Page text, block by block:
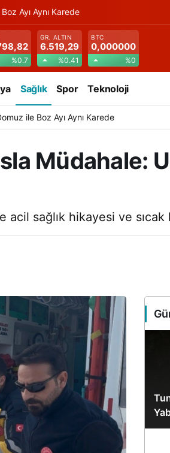
Ayı Aynı Karede
%0.7
GR. ALTIN
6.519,29
%0.41
BTC
0,000000
%0
Sağlık Spor Teknoloji
ile Boz Ayı Aynı Karede
Müdahale:
acil sağlık hikayesi ve sıcak